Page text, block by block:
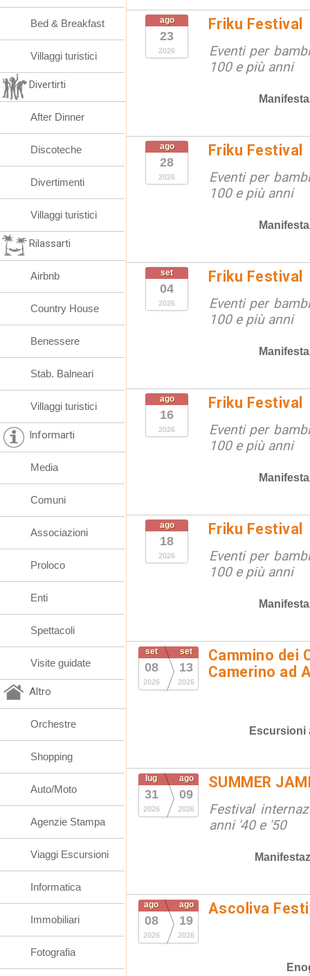
ago
23
2026
Friku Festival
Eventi per
100 e più anni
ago
28
2026
Friku Festival
Eventi per
100 e più anni
set
04
2026
Friku Festival
Eventi per
100 e più anni
ago
16
2026
Friku Festival
Eventi per
100 e più anni
ago
18
2026
Friku Festival
Eventi per
100 e più anni
set
08
2026
set
13
2026
Cammino dei
Camerino ad
Escursioni
lug
31
2026
ago
09
2026
SUMMER
Festival
anni '40 e '50
ago
08
2026
ago
19
2026
Ascoliva
Bed & Breakfast
Villaggi turistici
Divertirti
After Dinner
Discoteche
Divertimenti
Villaggi turistici
Rilassarti
Airbnb
Country House
Benessere
Stab. Balneari
Villaggi turistici
Informarti
Media
Comuni
Associazioni
Proloco
Enti
Spettacoli
Visite guidate
Altro
Orchestre
Shopping
Auto/Moto
Agenzie Stampa
Viaggi Escursioni
Informatica
Immobiliari
Fotografia